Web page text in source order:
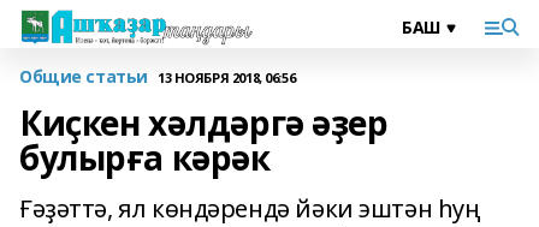
Общие статьи 13 НОЯБРЯ 2018, 06:56
Киҫкен хәлдәргә әҙер
булырға кәрәк
Ғәҙәттә, ял көндәрендә йәки эштән һуң